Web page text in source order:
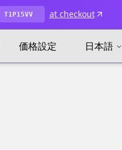
T1P15VV at checkout
価格設定 日本語